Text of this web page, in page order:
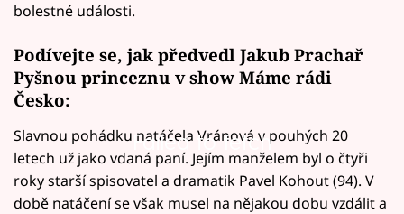
bolestné události.
Podívejte se, jak předvedl Jakub Prachař
Pyšnou princeznu v show Máme rádi
Česko:
Failed to fetch
Slavnou pohádku natáčela Vránová v pouhých 20
letech už jako vdaná paní. Jejím manželem byl o čtyři
roky starší spisovatel a dramatik Pavel Kohout (94). V
době natáčení se však musel na nějakou dobu vzdálit a